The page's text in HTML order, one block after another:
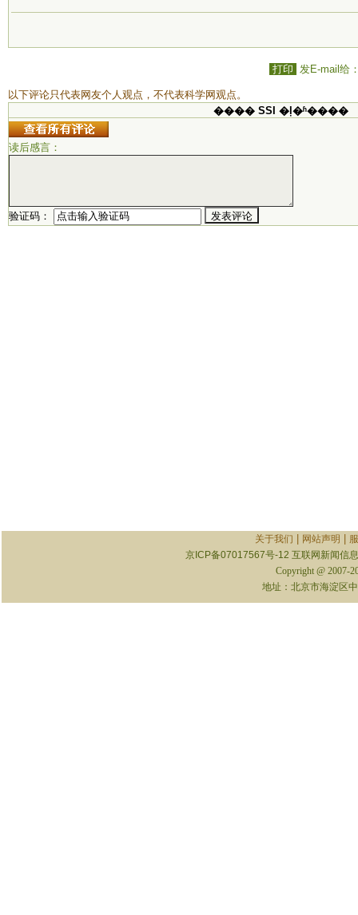
打印 发E-mail给
以下评论只代表网友个人观点，不代表科学网观点。
���� SSI �ļ�ʱ����
读后感言：
验证码：
关于我们 网站声明
京ICP备07017567号-12 互联网新闻信
Copyright @ 2007-
地址：北京市海淀区